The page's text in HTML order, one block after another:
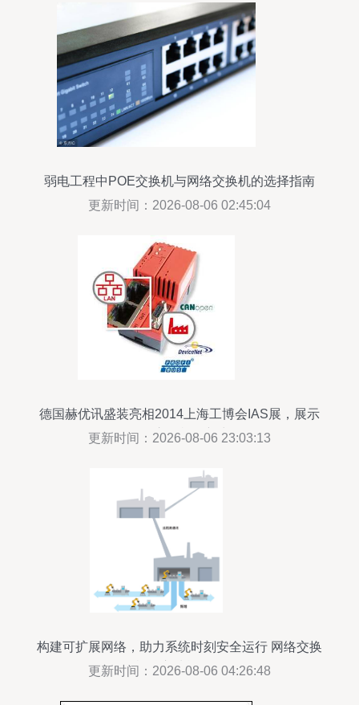
弱电工程中POE交换机与网络交换机的选择指南
更新时间：2026-08-06 02:45:04
德国赫优讯盛装亮相2014上海工博会IAS展，展示
工控网交换机创新力作
更新时间：2026-08-06 23:03:13
构建可扩展网络，助力系统时刻安全运行 网络交换
机核心功能解析
更新时间：2026-08-06 04:26:48